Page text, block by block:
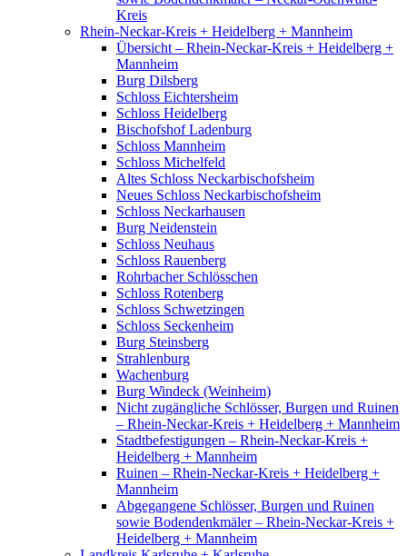
Kreis
Rhein-Neckar-Kreis + Heidelberg + Mannheim
Übersicht – Rhein-Neckar-Kreis + Heidelberg +
Mannheim
Burg Dilsberg
Schloss Eichtersheim
Schloss Heidelberg
Bischofshof Ladenburg
Schloss Mannheim
Schloss Michelfeld
Altes Schloss Neckarbischofsheim
Neues Schloss Neckarbischofsheim
Schloss Neckarhausen
Burg Neidenstein
Schloss Neuhaus
Schloss Rauenberg
Rohrbacher Schlösschen
Schloss Rotenberg
Schloss Schwetzingen
Schloss Seckenheim
Burg Steinsberg
Strahlenburg
Wachenburg
Burg Windeck (Weinheim)
Nicht zugängliche Schlösser, Burgen und Ruinen
– Rhein-Neckar-Kreis + Heidelberg + Mannheim
Stadtbefestigungen – Rhein-Neckar-Kreis +
Heidelberg + Mannheim
Ruinen – Rhein-Neckar-Kreis + Heidelberg +
Mannheim
Abgegangene Schlösser, Burgen und Ruinen
sowie Bodendenkmäler – Rhein-Neckar-Kreis +
Heidelberg + Mannheim